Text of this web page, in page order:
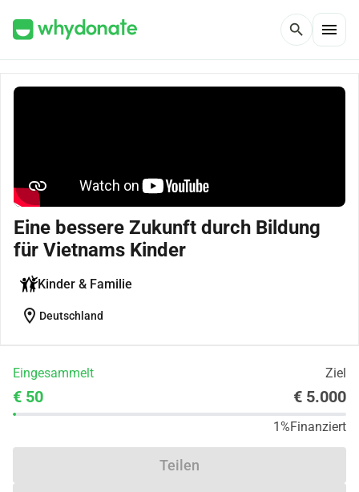
search menu
Eine bessere Zukunft durch Bildung
für Vietnams Kinder
Kinder & Familie
location_on Deutschland
Eingesammelt Ziel
€ 50 € 5.000
1%Finanziert
Teilen